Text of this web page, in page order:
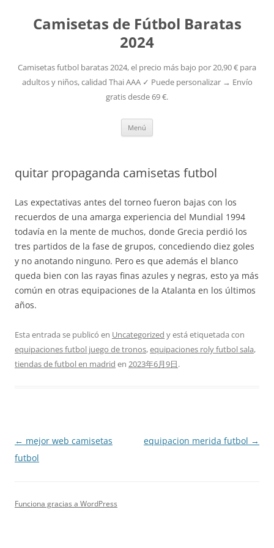
Camisetas de Fútbol Baratas
2024
Camisetas futbol baratas 2024, el precio más bajo por 20,90 € para
adultos y niños, calidad Thai AAA ✓ Puede personalizar → Envío
gratis desde 69 €.
Menú
quitar propaganda camisetas futbol
Las expectativas antes del torneo fueron bajas con los
recuerdos de una amarga experiencia del Mundial 1994
todavía en la mente de muchos, donde Grecia perdió los
tres partidos de la fase de grupos, concediendo diez goles
y no anotando ninguno. Pero es que además el blanco
queda bien con las rayas finas azules y negras, esto ya más
común en otras equipaciones de la Atalanta en los últimos
años.
Esta entrada se publicó en Uncategorized y está etiquetada con
equipaciones futbol juego de tronos,equipaciones roly futbol sala,
tiendas de futbol en madrid en 2023年6月9日.
Navegación
de
← mejor web camisetas
futbol
equipacion merida futbol →
Funciona gracias a WordPress